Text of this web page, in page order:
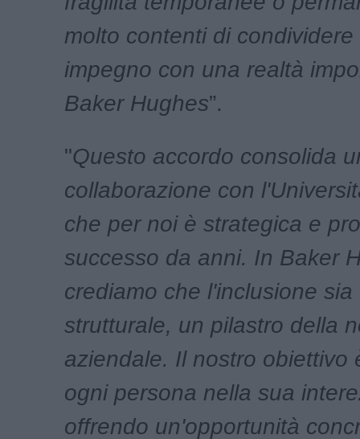
molto contenti di
impegno con una realtà
Baker Hughes”.
"Questo accordo consolida
collaborazione con
che per noi è strategica e
successo da anni. In Baker
crediamo che l'inclusione
strutturale, un pilastro della
aziendale. Il nostro obiettivo
ogni persona nella sua
offrendo un'opportunità